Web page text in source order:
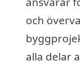
och
alla delar